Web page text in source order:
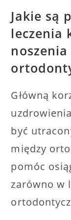
Jakie są
leczenia
Główną
być
między
pomóc
zarówno w